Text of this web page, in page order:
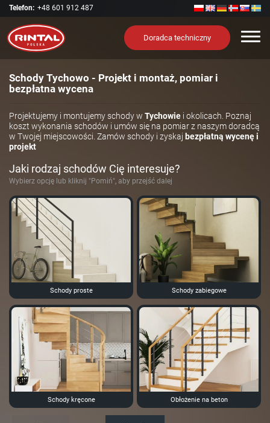
Telefon: +48 601 912 487
Doradca techniczny
Schody Tychowo - Projekt i montaż, pomiar i
bezpłatna wycena
Projektujemy i montujemy schody w Tychowie i okolicach. Poznaj
koszt wykonania schodów i umów się na pomiar z naszym doradcą
w Twojej miejscowości. Zamów schody i zyskaj bezpłatną wycenę i
projekt
Jaki rodzaj schodów Cię interesuje?
Wybierz opcję lub kliknij "Pomiń", aby przejść dalej
Schody proste Schody zabiegowe
Schody kręcone Obłożenie na beton